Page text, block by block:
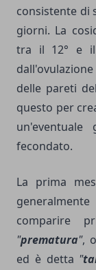
consistente di
giorni. La
tra il 12° e il
delle pareti
questo per
fecondato.
La prima
comparire
"prematura",
ed è detta "